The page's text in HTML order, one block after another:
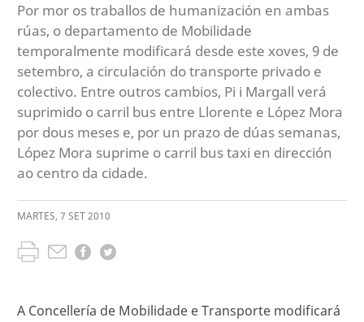
Por mor os traballos de humanización en ambas
rúas, o departamento de Mobilidade
temporalmente modificará desde este xoves, 9 de
setembro, a circulación do transporte privado e
colectivo. Entre outros cambios, Pi i Margall verá
suprimido o carril bus entre Llorente e López Mora
por dous meses e, por un prazo de dúas semanas,
López Mora suprime o carril bus taxi en dirección
ao centro da cidade.
MARTES, 7 SET2010
A Concellería de Mobilidade e Transporte modificará